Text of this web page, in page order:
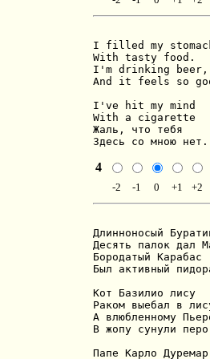
I filled my
With tasty food.
I'm drinking beer,
And it feels so
I've hit my mind
With a cigarette
Жаль, что тебя
Здесь со мною нет.
4
-2 -1 0 +1 +2
Длинноносый
Десять палок дал
Бородатый Карабас
Был активный
Кот Базилио лису
Раком выебал в
А влюбленному
В жопу сунули
Папе Карло Дуремар